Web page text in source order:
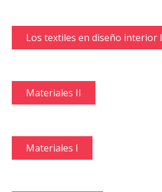
Los textiles en diseño interior I
Materiales II
Materiales I